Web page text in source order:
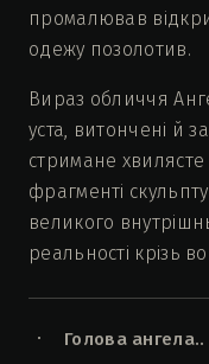
промалював
одежу позолотив.
Вираз обличчя
уста, витончені й
стримане
фрагменті
великого
реальності крізь
Голова ангела..